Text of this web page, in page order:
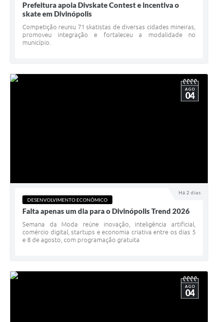
Prefeitura apoia Divskate Contest e incentiva o
skate em Divinópolis
Competição reuniu 71 skatistas de diversas cidades mineiras,
promoveu integração e fortaleceu a modalidade no
município.
Há 2 dias
AGO
04
DESENVOLVIMENTO ECONÔMICO
Falta apenas um dia para o Divinópolis Trend 2026
Semana da Moda reúne inovação, inteligência artificial,
comércio digital, startups e economia criativa entre os dias 5
e 8 de agosto, com programação gratuita
AGO
04